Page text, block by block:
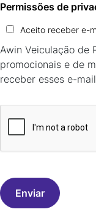
Permissões de
Aceito receber e-
Awin Veiculação de
promocionais e de
receber esses e-